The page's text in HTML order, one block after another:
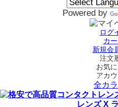
Powered by
ログ
カー
新規会
注文
お気
アカ
全カ